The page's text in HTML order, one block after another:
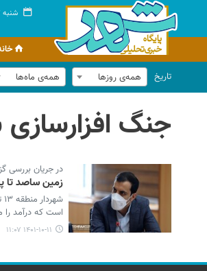
شنبه ۱۷ مرداد ۱۴۰۵
تاریخ
همه‌ی روزها همه‌ی ماه‌ها
جنگ
در جریان بررسی
زمین ساصد تا
است که درآمد
۱۴۰۱-۱۰-۱۱ ۱۱:۰۷